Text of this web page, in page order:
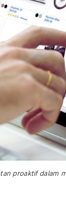
proaktif dalam